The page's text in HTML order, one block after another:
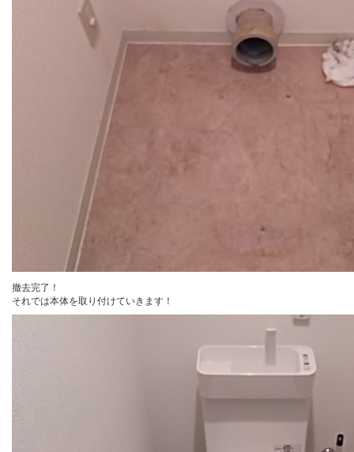
撤去完了！
それでは本体を取り付けていきます！